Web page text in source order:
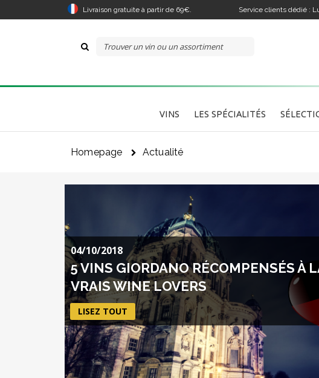
Livraison gratuite à partir de 69€. Service clients dédié :
VINS LES SPÉCIALITÉS
Homepage Actualité
04/10/2018
5 VINS GIORDANO RÉCOMPENSÉS À
VRAIS WINE LOVERS
LISEZ TOUT